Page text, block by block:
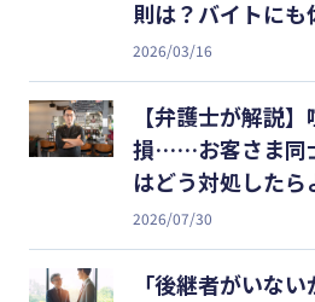
則は？バイトにも
2026/03/16
【弁護士が解説
損……お客さま同
はどう対処したら
2026/07/30
「後継者がいな